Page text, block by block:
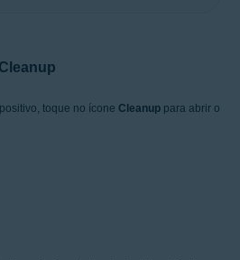
toque no ícone Cleanup para abrir o